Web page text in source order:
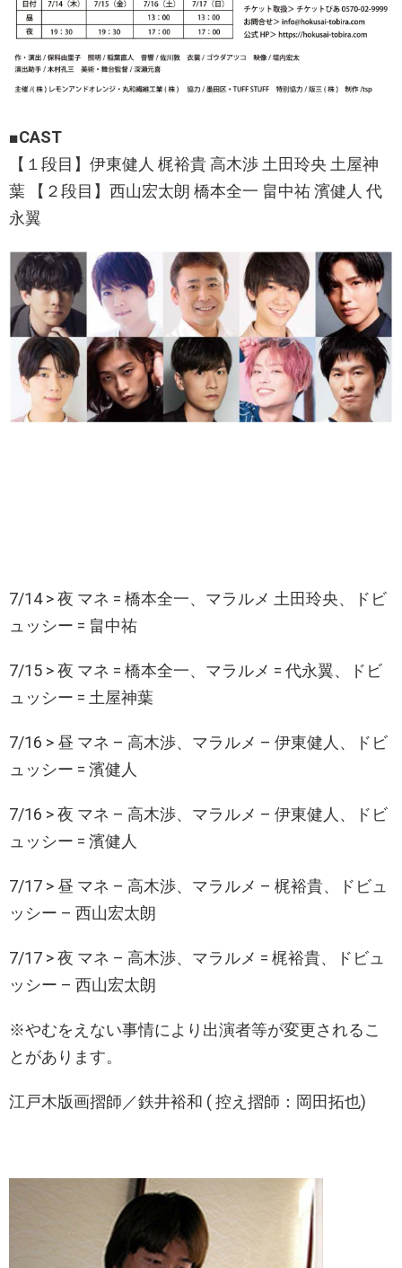
■CAST
【１段目】伊東健人 梶裕貴 高木渉 土田玲央 土屋神
葉 【２段目】西山宏太朗 橋本全一 畠中祐 濱健人 代
永翼
7/14 > 夜 マネ = 橋本全一、マラルメ 土田玲央、ドビ
ュッシー = 畠中祐
7/15 > 夜 マネ = 橋本全一、マラルメ = 代永翼、ドビ
ュッシー = 土屋神葉
7/16 > 昼 マネ – 高木渉、マラルメ – 伊東健人、ドビ
ュッシー = 濱健人
7/16 > 夜 マネ – 高木渉、マラルメ – 伊東健人、ドビ
ュッシー = 濱健人
7/17 > 昼 マネ – 高木渉、マラルメ – 梶裕貴、ドビュ
ッシー – 西山宏太朗
7/17 > 夜 マネ – 高木渉、マラルメ = 梶裕貴、ドビュ
ッシー – 西山宏太朗
※やむをえない事情により出演者等が変更されるこ
とがあります。
江戸木版画摺師／鉄井裕和 ( 控え摺師：岡田拓也)